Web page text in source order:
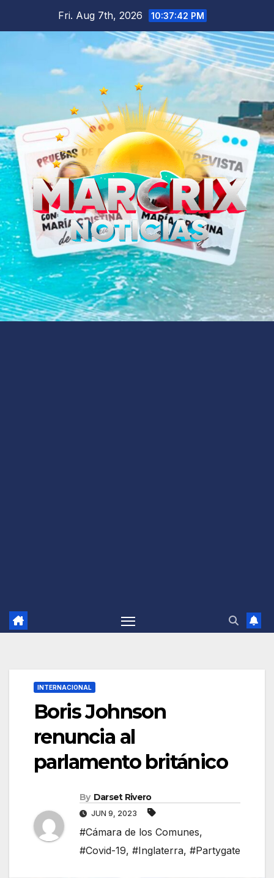
Fri. Aug 7th, 2026 10:37:43 PM
INTERNACIONAL
Boris Johnson
renuncia al
parlamento británico
By Darset Rivero
JUN 9, 2023
#Cámara de los Comunes,
#Covid-19, #Inglaterra, #Partygate